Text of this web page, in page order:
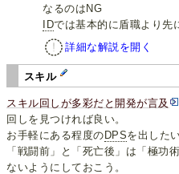
なるのはNG
IDでは基本的に盾職より先
詳細な解説を開く
スキル
スキル回しが多彩だと開発が言及
回しを見つければ良い。
お手軽にある程度の DPSを出した
「戦闘前」と「死亡後」は「極功
ないようにしておこう。